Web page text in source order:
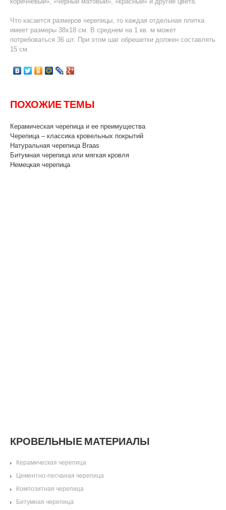
Что касается размеров черепицы, то каждая отдельная плитка
имеет размеры 38х18 см. В среднем на 1 кв. м может
потребоваться 36 шт. При этом шаг обрешетки должен составлять
15 см.
ПОХОЖИЕ ТЕМЫ
Керамическая черепица и ее преимущества
Черепица – классика кровельных покрытий
Натуральная черепица Braas
Битумная черепица или мягкая кровля
Немецкая черепица
КРОВЕЛЬНЫЕ МАТЕРИАЛЫ
Керамическая черепица
Цементно-песчаная черепица
Композитная черепица
Битумная черепица